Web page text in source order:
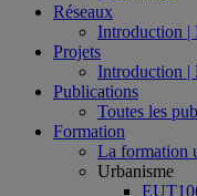
Réseaux
Introduction |
Projets
Introduction |
Publications
Toutes les
Formation
La formation
Urbanisme